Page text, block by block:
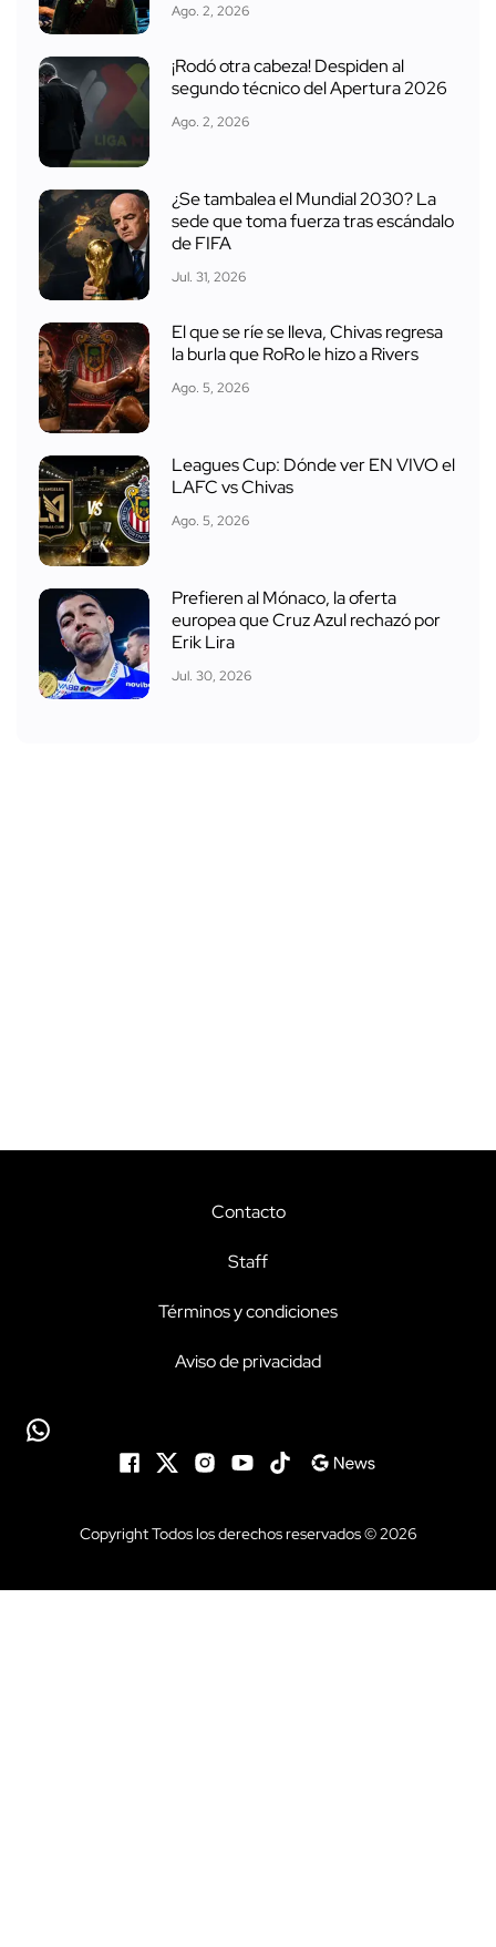
Ago. 2, 2026
¡Rodó otra cabeza! Despiden al
segundo técnico del Apertura 2026
Ago. 2, 2026
¿Se tambalea el Mundial 2030? La
sede que toma fuerza tras escándalo
de FIFA
Jul. 31, 2026
El que se ríe se lleva, Chivas regresa
la burla que RoRo le hizo a Rivers
Ago. 5, 2026
Leagues Cup: Dónde ver EN VIVO el
LAFC vs Chivas
Ago. 5, 2026
Prefieren al Mónaco, la oferta
europea que Cruz Azul rechazó por
Erik Lira
Jul. 30, 2026
Contacto
Staff
Términos y condiciones
Aviso de privacidad
Copyright Todos los derechos reservados © 2026